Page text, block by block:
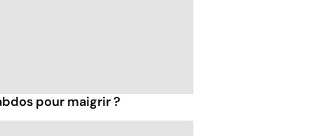
pour maigrir ?